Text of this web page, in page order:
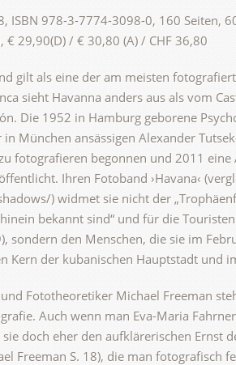
ISBN 978-3-7774-3098-0, 160 Seiten,
29,90(D) / € 30,80 (A) / CHF 36,80
gilt als eine der am meisten
sieht Havanna anders aus als vom
Die 1952 in Hamburg geborene
München ansässigen Alexander
fotografieren begonnen und 2011
Ihren Fotoband ›Havana‹
) widmet sie nicht der
bekannt sind“ und für die
sondern den Menschen, die sie im
Kern der kubanischen Hauptstadt und
Fototheoretiker Michael Freeman
Auch wenn man Eva-Maria
doch eher den aufklärerischen Ernst
Freeman S. 18), die man fotografisch